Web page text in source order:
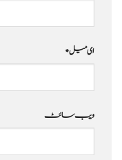
ای میل*
ویب‌ سائٹ